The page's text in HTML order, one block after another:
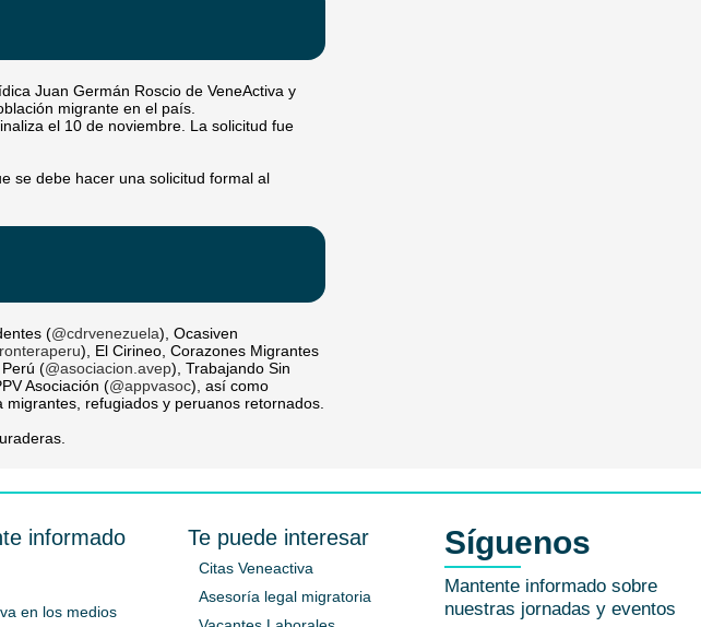
Juan Germán Roscio de VeneActiva y
migrante en el país.
el 10 de noviembre. La solicitud fue
se debe hacer una solicitud formal al
(@cdrvenezuela), Ocasiven
), El Cirineo, Corazones Migrantes
(@asociacion.avep), Trabajando Sin
Asociación (@appvasoc), así como
refugiados y peruanos retornados.
informado
en los medios
Te puede interesar
Citas Veneactiva
Asesoría legal migratoria
Síguenos
Mantente informado sobre
nuestras jornadas y eventos